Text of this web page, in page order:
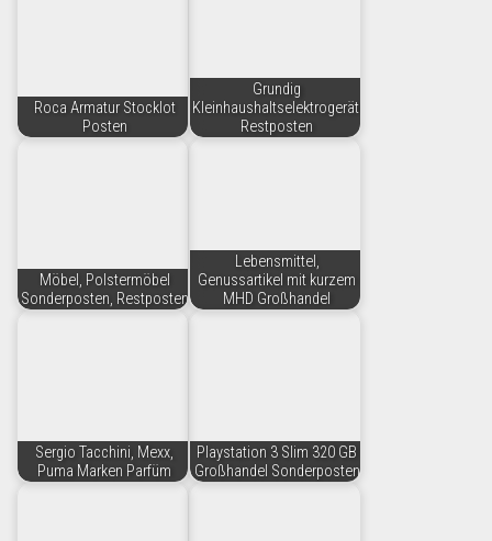
Roca Armatur Stocklot
Posten
Grundig
Kleinhaushaltselektrogeräte
Restposten
Möbel, Polstermöbel
Sonderposten, Restposten
Lebensmittel,
Genussartikel mit kurzem
MHD Großhandel
Sergio Tacchini, Mexx,
Puma Marken Parfüm
Playstation 3 Slim 320 GB
Großhandel Sonderposten